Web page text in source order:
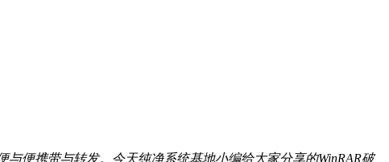
便携带与转发。今天纯净系统基地小编给大家分享的WinRAR破